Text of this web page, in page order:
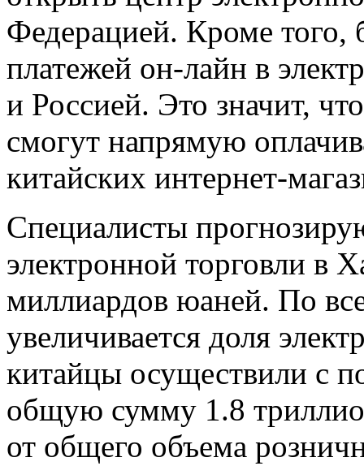
Федерацией. Кроме того,
платежей он-лайн в
и Россией. Это значит,
смогут напрямую
китайских интернет-
Специалисты
электронной торговли в
миллиардов юаней. По
увеличивается доля
китайцы осуществили с
общую сумму 1.8
от общего объема